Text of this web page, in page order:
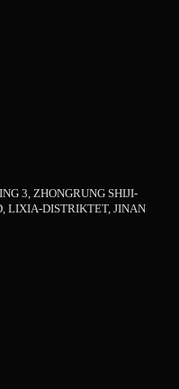
3, ZHONGRUNG SHIJI-
LIXIA-DISTRIKTET, JINAN